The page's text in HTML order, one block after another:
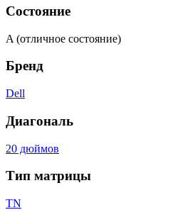
Состояние
A (отличное состояние)
Бренд
Dell
Диагональ
20 дюймов
Тип матрицы
TN